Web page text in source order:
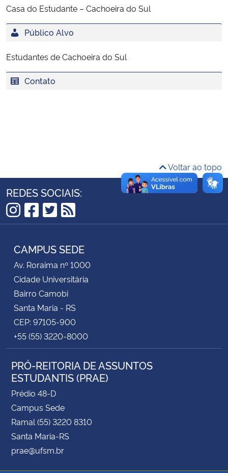
Ministério da Cidadania
Ministério de Minas e Energia
Controladoria-Geral da União
Secretaria-Geral
Secretaria de Governo
Gabinete de Segurança Institucional
Advocacia-Geral da União
Banco Central do Brasil
Planalto
Casa do Estudante – Cachoeira do Sul
Público Alvo
Estudantes de Cachoeira do Sul
Contato
Voltar ao topo
REDES SOCIAIS:
Instagram
Facebook
Twitter
RSS
CAMPUS SEDE
Av. Roraima nº 1000
Cidade Universitária
Bairro Camobi
Santa Maria - RS
CEP: 97105-900
+55 (55) 3220-8000
PRÓ-REITORIA DE ASSUNTOS
ESTUDANTIS (PRAE)
Prédio 48-D
Campus Sede
Ramal (55) 3220 8310
Santa Maria-RS
prae@ufsm.br